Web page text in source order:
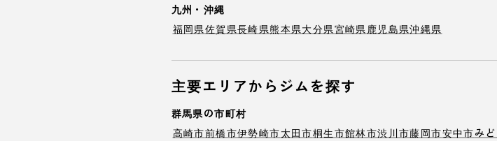
九州・沖縄
福岡県佐賀県長崎県熊本県大分県宮崎県鹿児島県沖縄県
主要エリアからジムを探す
群馬県の市町村
高崎市前橋市伊勢崎市太田市桐生市館林市渋川市藤岡市安中市み